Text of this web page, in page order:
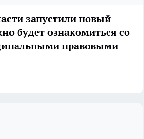
запустили новый
будет ознакомиться со
правовыми